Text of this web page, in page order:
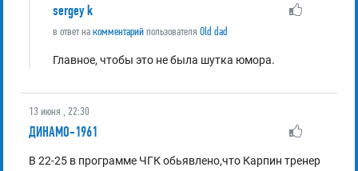
sergey k
в ответ накомментарий пользователяOld dad
Главное, чтобы это не была шутка юмора.
13 июня , 22:30
ДИНАМО-1961
В 22-25 в программе ЧГК обьявлено,что Карпин тренер